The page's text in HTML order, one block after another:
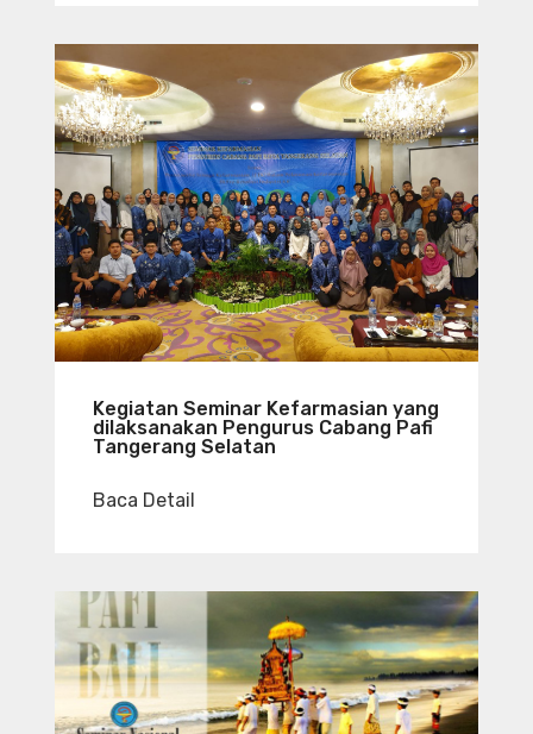
Kegiatan Seminar Kefarmasian yang
dilaksanakan Pengurus Cabang Pafi
Tangerang Selatan
Baca Detail